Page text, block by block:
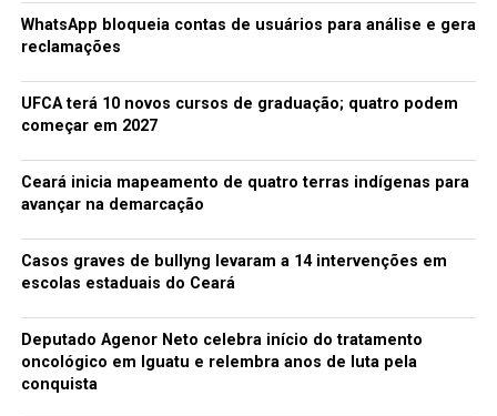
WhatsApp bloqueia contas de usuários para análise e gera
reclamações
UFCA terá 10 novos cursos de graduação; quatro podem
começar em 2027
Ceará inicia mapeamento de quatro terras indígenas para
avançar na demarcação
Casos graves de bullyng levaram a 14 intervenções em
escolas estaduais do Ceará
Deputado Agenor Neto celebra início do tratamento
oncológico em Iguatu e relembra anos de luta pela
conquista